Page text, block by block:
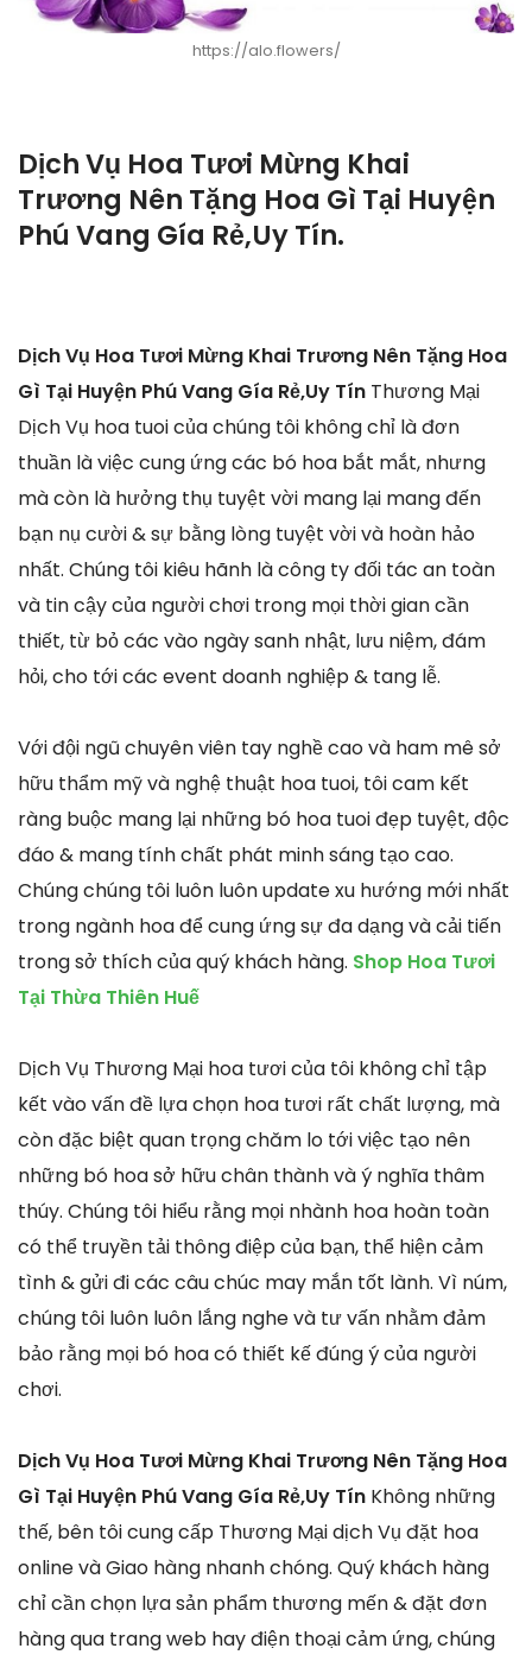
https://alo.flowers/
Dịch Vụ Hoa Tươi Mừng Khai
Trương Nên Tặng Hoa Gì Tại Huyện
Phú Vang Gía Rẻ,Uy Tín.
Dịch Vụ Hoa Tươi Mừng Khai Trương Nên Tặng Hoa
Gì Tại Huyện Phú Vang Gía Rẻ,Uy Tín Thương Mại
Dịch Vụ hoa tuoi của chúng tôi không chỉ là đơn
thuần là việc cung ứng các bó hoa bắt mắt, nhưng
mà còn là hưởng thụ tuyệt vời mang lại mang đến
bạn nụ cười & sự bằng lòng tuyệt vời và hoàn hảo
nhất. Chúng tôi kiêu hãnh là công ty đối tác an toàn
và tin cậy của người chơi trong mọi thời gian cần
thiết, từ bỏ các vào ngày sanh nhật, lưu niệm, đám
hỏi, cho tới các event doanh nghiệp & tang lễ.
Với đội ngũ chuyên viên tay nghề cao và ham mê sở
hữu thẩm mỹ và nghệ thuật hoa tuoi, tôi cam kết
ràng buộc mang lại những bó hoa tuoi đẹp tuyệt, độc
đáo & mang tính chất phát minh sáng tạo cao.
Chúng chúng tôi luôn luôn update xu hướng mới nhất
trong ngành hoa để cung ứng sự đa dạng và cải tiến
trong sở thích của quý khách hàng. Shop Hoa Tươi
Tại Thừa Thiên Huế
Dịch Vụ Thương Mại hoa tươi của tôi không chỉ tập
kết vào vấn đề lựa chọn hoa tươi rất chất lượng, mà
còn đặc biệt quan trọng chăm lo tới việc tạo nên
những bó hoa sở hữu chân thành và ý nghĩa thâm
thúy. Chúng tôi hiểu rằng mọi nhành hoa hoàn toàn
có thể truyền tải thông điệp của bạn, thể hiện cảm
tình & gửi đi các câu chúc may mắn tốt lành. Vì núm,
chúng tôi luôn luôn lắng nghe và tư vấn nhằm đảm
bảo rằng mọi bó hoa có thiết kế đúng ý của người
chơi.
Dịch Vụ Hoa Tươi Mừng Khai Trương Nên Tặng Hoa
Gì Tại Huyện Phú Vang Gía Rẻ,Uy Tín Không những
thế, bên tôi cung cấp Thương Mại dịch Vụ đặt hoa
online và Giao hàng nhanh chóng. Quý khách hàng
chỉ cần chọn lựa sản phẩm thương mến & đặt đơn
hàng qua trang web hay điện thoại cảm ứng, chúng